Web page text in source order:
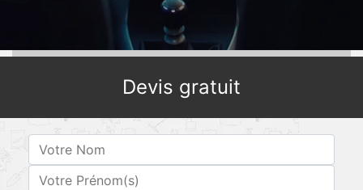
Devis gratuit